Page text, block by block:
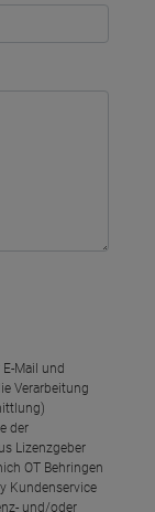
Mail und
Verarbeitung
der
Lizenzgeber
OT Behringen
Kundenservice
und/oder